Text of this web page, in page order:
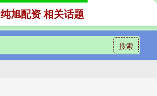
搜索
纯旭配资 相关话题